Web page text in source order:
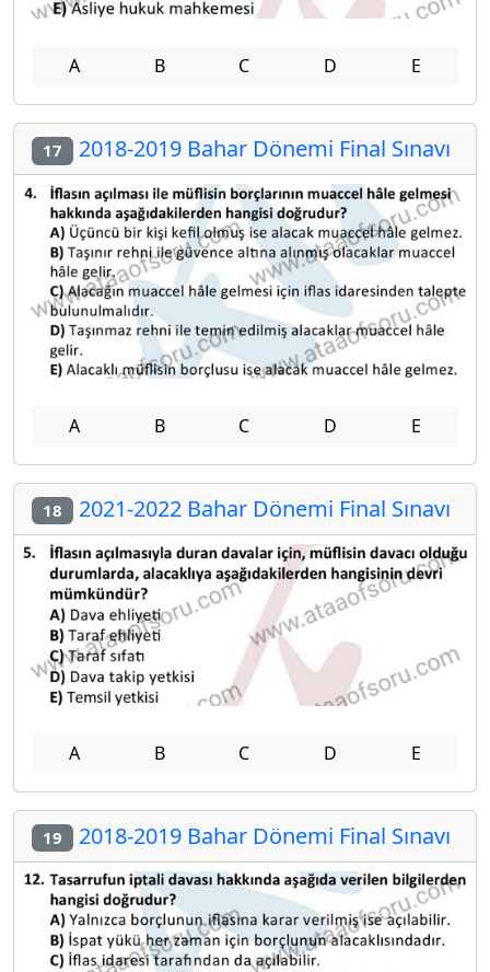
A B C D E
17 2018-2019 Bahar Dönemi Final Sınavı
A B C D E
18 2021-2022 Bahar Dönemi Final Sınavı
A B C D E
19 2018-2019 Bahar Dönemi Final Sınavı